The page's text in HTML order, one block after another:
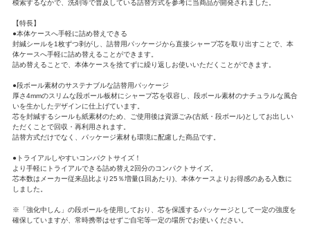
模索するなかで、洗剤等で普及している詰替方式を参考に当商品が開発されました。
【特長】
●本体ケースへ手軽に詰め替えできる
封緘シールを1枚ずつ剥がし、詰替用パッケージから直接シャープ芯を取り出すことで、本
体ケースへ手軽に詰め替えることができます。
詰め替えることで、本体ケースを捨てずに繰り返しお使いいただくことができます。
●段ボール素材のサステナブルな詰替用パッケージ
厚さ4mmのスリムな段ボール板材にシャープ芯を収容し、段ボール素材のナチュラルな風合
いを生かしたデザインに仕上げています。
芯を封緘するシールも紙素材のため、ご使用後は資源ごみ(古紙・段ボール)としてお出しい
ただくことで回収・再利用されます。
詰替方式だけでなく、パッケージ素材も環境に配慮した商品です。
●トライアルしやすいコンパクトサイズ！
より手軽にトライアルできる詰め替え2回分のコンパクトサイズ。
芯本数はメーカー従来品比より25％増量(1回あたり)、本体ケースよりお得感のある入数に
しました。
※「強化中しん」の段ボールを使用しており、芯を保護するパッケージとして一定の強度を
確保していますが、常時携帯はせずご自宅等一定の場所でお使いください。